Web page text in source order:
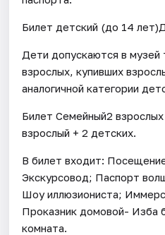
Билет детский (до 14
Дети допускаются в музей
взрослых, купивших
аналогичной категории
Билет Семейный2 взрослых
взрослый + 2 детских.
В билет входит:
Экскурсовод; Паспорт
Шоу иллюзиониста;
Проказник домовой- Изба
комната.